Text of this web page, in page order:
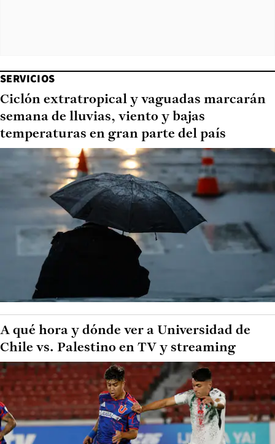
SERVICIOS
Ciclón extratropical y vaguadas marcarán
semana de lluvias, viento y bajas
temperaturas en gran parte del país
A qué hora y dónde ver a Universidad de
Chile vs. Palestino en TV y streaming